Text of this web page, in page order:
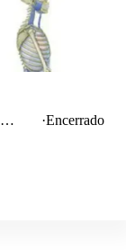
·Encerrado